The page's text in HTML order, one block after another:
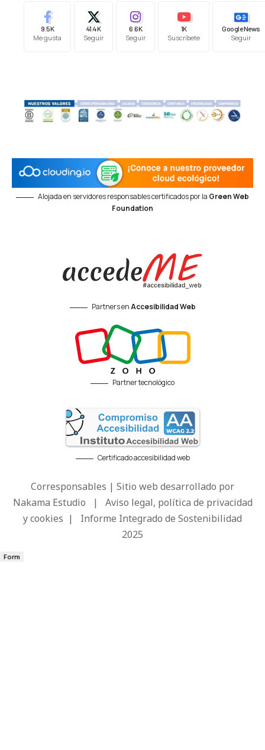
9.5K
Me gusta
41.4K
Seguir
6.6K
Seguir
1K
Suscríbete
Google News
Seguir
Alojada en servidores responsables certificados por la Green Web
Foundation
Partners enAccesibilidad Web
Partner tecnológico
Certificado accesibilidad web
Corresponsables | Sitio web desarrollado por
Nakama Estudio | Aviso legal, política de privacidad
y cookies | Informe Integrado de Sostenibilidad
2025
Form